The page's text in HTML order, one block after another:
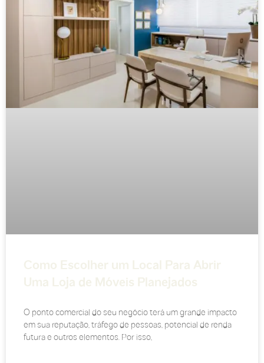
Como Escolher um Local Para Abrir
Uma Loja de Móveis Planejados
O ponto comercial do seu negócio terá um grande impacto
em sua reputação, tráfego de pessoas, potencial de renda
futura e outros elementos. Por isso,